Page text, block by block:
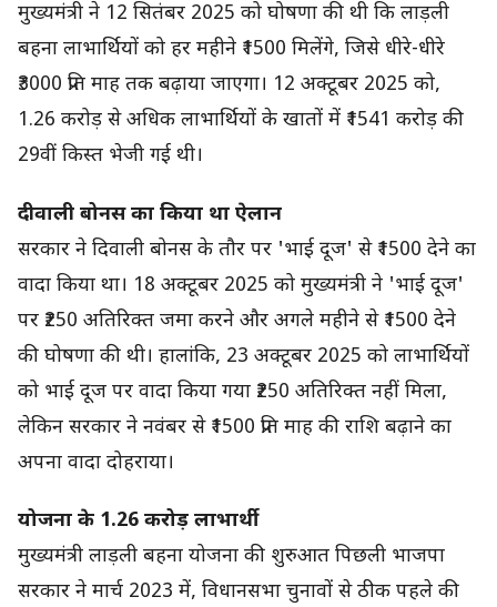
मुख्यमंत्री ने 12 सितंबर 2025 को घोषणा की थी कि लाड़ली
बहना लाभार्थियों को हर महीने ₹1500 मिलेंगे, जिसे धीरे-धीरे
₹3000 प्रति माह तक बढ़ाया जाएगा। 12 अक्टूबर 2025 को,
1.26 करोड़ से अधिक लाभार्थियों के खातों में ₹1541 करोड़ की
29वीं किस्त भेजी गई थी।
दीवाली बोनस का किया था ऐलान
सरकार ने दिवाली बोनस के तौर पर 'भाई दूज' से ₹1500 देने का
वादा किया था। 18 अक्टूबर 2025 को मुख्यमंत्री ने 'भाई दूज'
पर ₹250 अतिरिक्त जमा करने और अगले महीने से ₹1500 देने
की घोषणा की थी। हालांकि, 23 अक्टूबर 2025 को लाभार्थियों
को भाई दूज पर वादा किया गया ₹250 अतिरिक्त नहीं मिला,
लेकिन सरकार ने नवंबर से ₹1500 प्रति माह की राशि बढ़ाने का
अपना वादा दोहराया।
योजना के 1.26 करोड़ लाभार्थी
मुख्यमंत्री लाड़ली बहना योजना की शुरुआत पिछली भाजपा
सरकार ने मार्च 2023 में, विधानसभा चुनावों से ठीक पहले की